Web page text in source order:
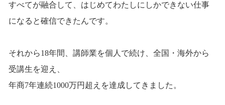
すべてが融合して、はじめてわたしにしかできない仕事
になると確信できたんです。
それから18年間、講師業を個人で続け、全国・海外から
受講生を迎え、
年商7年連続1000万円超えを達成してきました。